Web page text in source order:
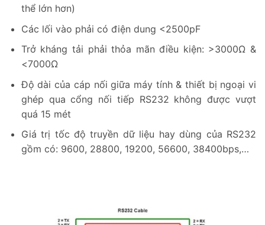
thể lớn hơn)
Các lối vào phải có điện dung <2500pF
Trở kháng tải phải thỏa mãn điều kiện: >3000Ω &
<7000Ω
Độ dài của cáp nối giữa máy tính & thiết bị ngoại vi
ghép qua cổng nối tiếp RS232 không được vượt
quá 15 mét
Giá trị tốc độ truyền dữ liệu hay dùng của RS232
gồm có: 9600, 28800, 19200, 56600, 38400bps,…